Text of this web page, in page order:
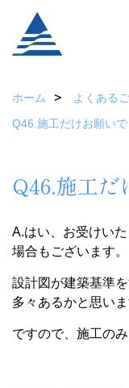
ホーム よくある
Q46.施工だけお願い
Q46.施工だ
A.はい、お受けい
場合もございます。
設計図が建築基準
多々あるかと思いま
ですので、施工の